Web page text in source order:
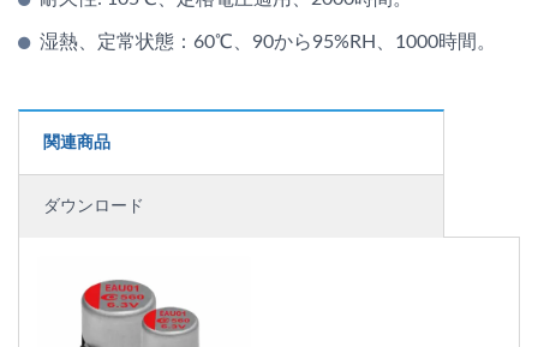
湿熱、定常状態：60℃、90から95%RH、1000時間。
関連商品
ダウンロード